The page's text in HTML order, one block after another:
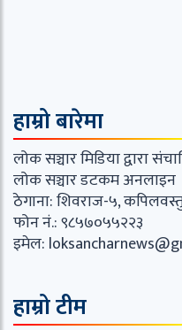
हाम्रो बारेमा
लोक सञ्चार मिडिया द्वारा
लोक सञ्चार डटकम अनलाइन
ठेगाना: शिवराज-५,
फोन नं.: ९८५७०५५२२३
इमेल:
हाम्रो टीम